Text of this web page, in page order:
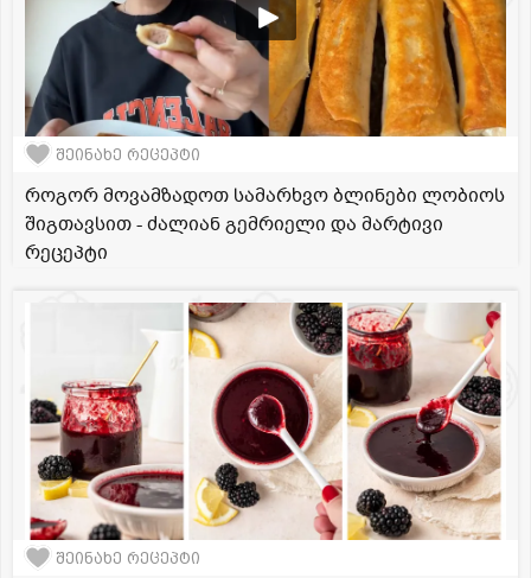
შეინახე რეცეპტი
როგორ მოვამზადოთ სამარხვო ბლინები ლობიოს
შიგთავსით - ძალიან გემრიელი და მარტივი
რეცეპტი
შეინახე რეცეპტი